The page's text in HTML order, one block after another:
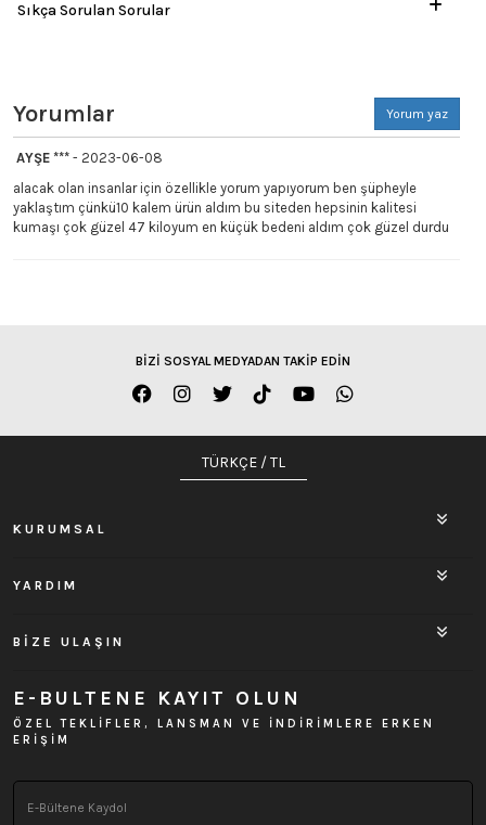
Sıkça Sorulan Sorular
Yorumlar Yorum yaz
AYŞE *** - 2023-06-08
alacak olan insanlar için özellikle yorum yapıyorum ben şüpheyle
yaklaştım çünkü10 kalem ürün aldım bu siteden hepsinin kalitesi
kumaşı çok güzel 47 kiloyum en küçük bedeni aldım çok güzel durdu
BİZİ SOSYAL MEDYADAN TAKİP EDİN
TÜRKÇE / TL
KURUMSAL
YARDIM
BİZE ULAŞIN
E-BULTENE KAYIT OLUN
ÖZEL TEKLİFLER, LANSMAN VE İNDİRİMLERE ERKEN
ERİŞİM